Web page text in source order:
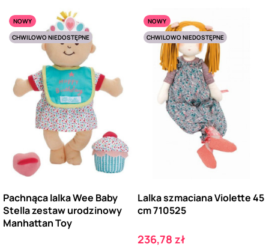
NOWY
CHWILOWO NIEDOSTĘPNE
Pachnąca lalka Wee Baby
Stella zestaw urodzinowy
Manhattan Toy
NOWY
CHWILOWO NIEDOSTĘPNE
Lalka szmaciana Violette 45
cm 710525
Cena
236,78 zł